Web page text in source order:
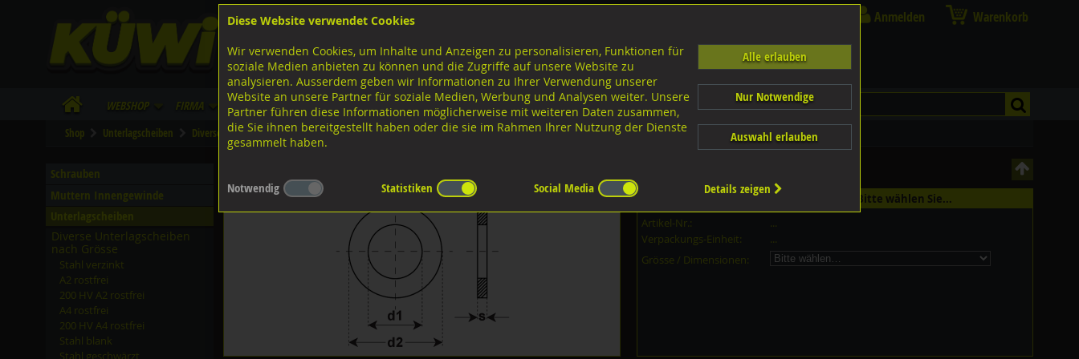
Lagerstrasse 8
Tel. 043 455 20 30
FB
IG
WebShop Firma Lieferinfo Infos/Downloads
Anmelden Warenkorb
Shop Unterlagscheiben Diverse Unterlagscheiben nach Grösse Stahl verzinkt innen ca. 42mm
Schrauben
Muttern Innengewinde
Diverse Unterlagscheiben
nach Grösse
Stahl verzinkt
A2 rostfrei
200 HV A2 rostfrei
A4 rostfrei
200 HV A4 rostfrei
Stahl blank
Stahl geschwärzt
Dieser Artikel ist in 2 Grössen erhältlich - Bitte wählen Sie...
Artikel-Nr.:
...
Verpackungs-Einheit:
...
Grösse / Dimensionen:
Diese Website verwendet Cookies
Wir verwenden Cookies, um Inhalte und Anzeigen zu personalisieren, Funktionen für
soziale Medien anbieten zu können und die Zugriffe auf unsere Website zu
analysieren. Ausserdem geben wir Informationen zu Ihrer Verwendung unserer
Website an unsere Partner für soziale Medien, Werbung und Analysen weiter. Unsere
Partner führen diese Informationen möglicherweise mit weiteren Daten zusammen,
die Sie ihnen bereitgestellt haben oder die sie im Rahmen Ihrer Nutzung der Dienste
gesammelt haben.
Alle erlauben
Nur Notwendige
Auswahl erlauben
Notwendig Statistiken Social Media Details zeigen